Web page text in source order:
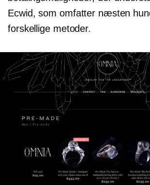
Ecwid, som omfatter næsten
forskellige metoder.